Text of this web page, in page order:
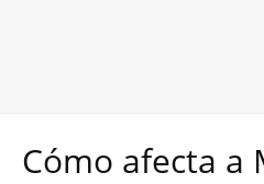
Cómo afecta a